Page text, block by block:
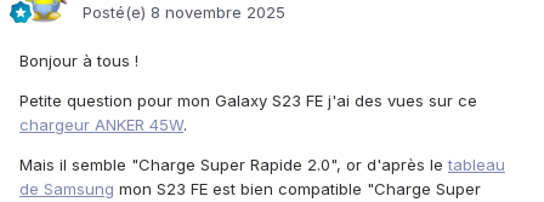
Posté(e) 8 novembre 2025
Bonjour à tous !
Petite question pour mon Galaxy S23 FE j'ai des vues sur ce
chargeur ANKER 45W.
Mais il semble "Charge Super Rapide 2.0", or d'après letableau
de Samsung mon S23 FE est bien compatible "Charge Super